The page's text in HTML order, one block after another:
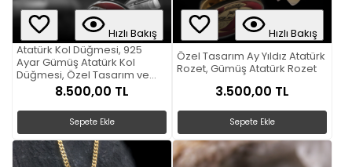
Hızlı Bakış
Atatürk Kol Düğmesi, 925
Ayar Gümüş Atatürk Kol
Düğmesi, Özel Tasarım ve
Usta El İşçiliği Atatürk Kol
Düğmesi8.500,00 TL
Sepete Ekle
Hızlı Bakış
Özel Tasarım Ay Yıldız Atatürk
Rozet, Gümüş Atatürk Rozet
3.500,00 TL
Sepete Ekle